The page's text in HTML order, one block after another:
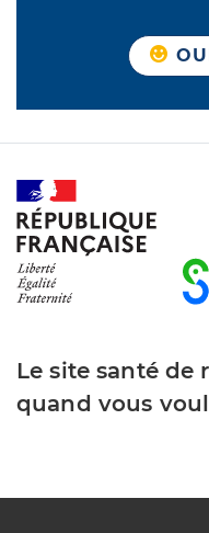
OUI
Le site santé de
quand vous